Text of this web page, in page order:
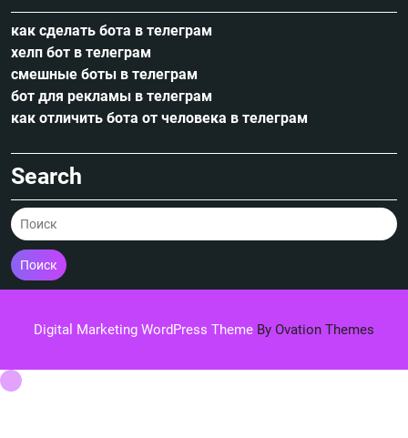
как сделать бота в телеграм
хелп бот в телеграм
смешные боты в телеграм
бот для рекламы в телеграм
как отличить бота от человека в телеграм
Search
Поиск
Digital Marketing WordPress Theme By Ovation Themes